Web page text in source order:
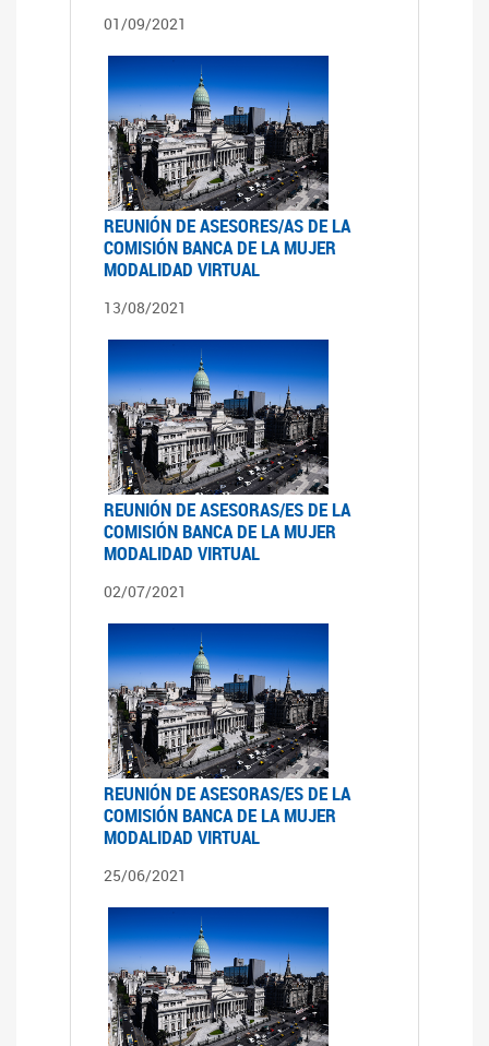
01/09/2021
REUNIÓN DE ASESORES/AS DE LA
COMISIÓN BANCA DE LA MUJER
MODALIDAD VIRTUAL
13/08/2021
REUNIÓN DE ASESORAS/ES DE LA
COMISIÓN BANCA DE LA MUJER
MODALIDAD VIRTUAL
02/07/2021
REUNIÓN DE ASESORAS/ES DE LA
COMISIÓN BANCA DE LA MUJER
MODALIDAD VIRTUAL
25/06/2021